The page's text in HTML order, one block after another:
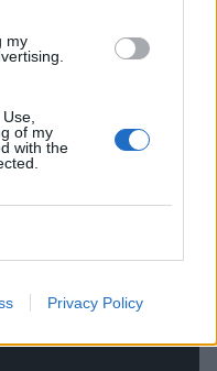
my
of my
with the
Privacy Policy